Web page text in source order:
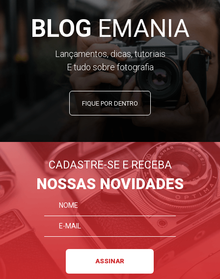
BLOGEMANIA
Lançamentos, dicas, tutoriais
E tudo sobre fotografia
FIQUE POR DENTRO
CADASTRE-SE E RECEBA
NOSSAS NOVIDADES